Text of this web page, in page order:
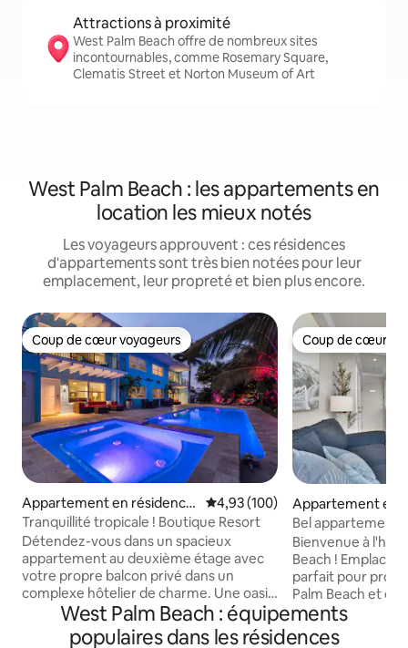
Attractions à proximité
West Palm Beach offre de nombreux sites
incontournables, comme Rosemary Square,
Clematis Street et Norton Museum of Art
West Palm Beach : les appartements en
location les mieux notés
Les voyageurs approuvent : ces résidences
d'appartements sont très bien notées pour leur
emplacement, leur propreté et bien plus encore.
Coup de cœur voyageurs
Coup de cœur voyageurs
Appartement en résidence
⋅ Palm Beach Shores
Évaluation moyenne sur la
4,93 (100)
Tranquillité tropicale ! Boutique Resort
Détendez-vous dans un spacieux
appartement au deuxième étage avec
votre propre balcon privé dans un
complexe hôtelier de charme. Une oasis
tropicale vous attend avec une piscine
chauffée et un spa pour 10 personnes. À
Coup de cœur
Coup de cœur
Appartement en
⋅ Palm Beach
Bel appartement
piscine/plage.
Bienvenue à
Beach !
parfait pour
Palm Beach et
à offrir. Marchez
restaurants et les
West Palm Beach : équipements
populaires dans les résidences